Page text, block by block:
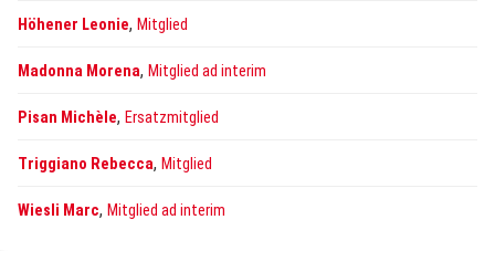
Höhener Leonie, Mitglied
Madonna Morena, Mitglied ad interim
Pisan Michèle, Ersatzmitglied
Triggiano Rebecca, Mitglied
Wiesli Marc, Mitglied ad interim